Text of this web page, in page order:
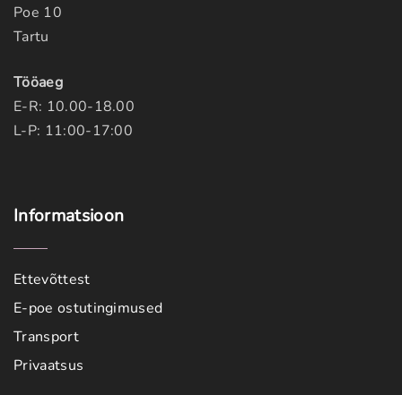
Poe 10
Tartu
Tööaeg
E-R: 10.00-18.00
L-P: 11:00-17:00
Informatsioon
Ettevõttest
E-poe ostutingimused
Transport
Privaatsus